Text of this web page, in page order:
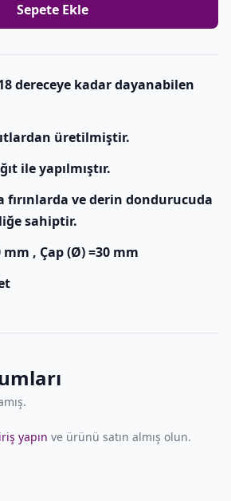
Sepete Ekle
dereceye kadar dayanabilen
üretilmiştir.
ile yapılmıştır.
fırınlarda ve derin dondurucuda
sahiptir.
, Çap (Ø) =30 mm
yapın ve ürünü satın almış olun.